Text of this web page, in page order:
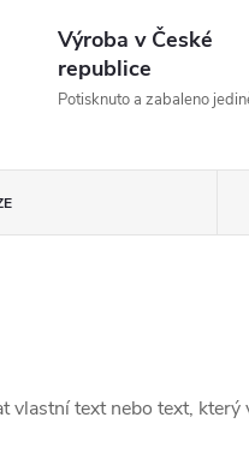
Výroba v České
republice
Potisknuto a zabaleno
vlastní text nebo text, který